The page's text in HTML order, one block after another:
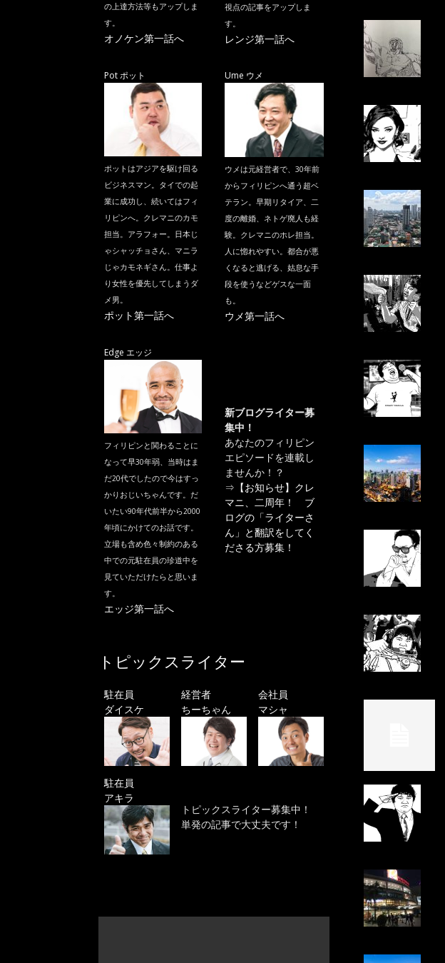
の上達方法等もアップしま
す。
オノケン第一話へ
視点の記事をアップしま
す。
レンジ第一話へ
Pot ポット
ポットはアジアを駆け回る
ビジネスマン。タイでの起
業に成功し、続いてはフィ
リピンへ。クレマニのカモ
担当。アラフォー。日本じ
ゃシャッチョさん、マニラ
じゃカモネギさん。仕事よ
り女性を優先してしまうダ
メ男。
ポット第一話へ
Ume ウメ
ウメは元経営者で、30年前
からフィリピンへ通う超ベ
テラン。早期リタイア、二
度の離婚、ネトゲ廃人も経
験。クレマニのホレ担当。
人に惚れやすい。都合が悪
くなると逃げる、姑息な手
段を使うなどゲスな一面
も。
ウメ第一話へ
Edge エッジ
フィリピンと関わることに
なって早30年弱、当時はま
だ20代でしたので今はすっ
かりおじいちゃんです。だ
いたい90年代前半から2000
年頃にかけてのお話です。
立場も含め色々制約のある
中での元駐在員の珍道中を
見ていただけたらと思いま
す。
エッジ第一話へ
新ブログライター募
集中！
あなたのフィリピン
エピソードを連載し
ませんか！？
⇒ 【お知らせ】クレ
マニ、二周年！ ブ
ログの「ライターさ
ん」と翻訳をしてく
ださる方募集！
トピックスライター
駐在員
ダイスケ
経営者
ちーちゃん
会社員
マシャ
駐在員
アキラ
トピックスライター募集中！
単発の記事で大丈夫です！